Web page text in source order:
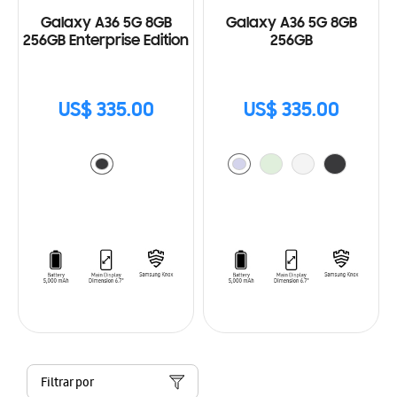
Galaxy A36 5G 8GB
256GB Enterprise Edition
US$ 335.00
Galaxy A36 5G 8GB
256GB
US$ 335.00
Filtrar por